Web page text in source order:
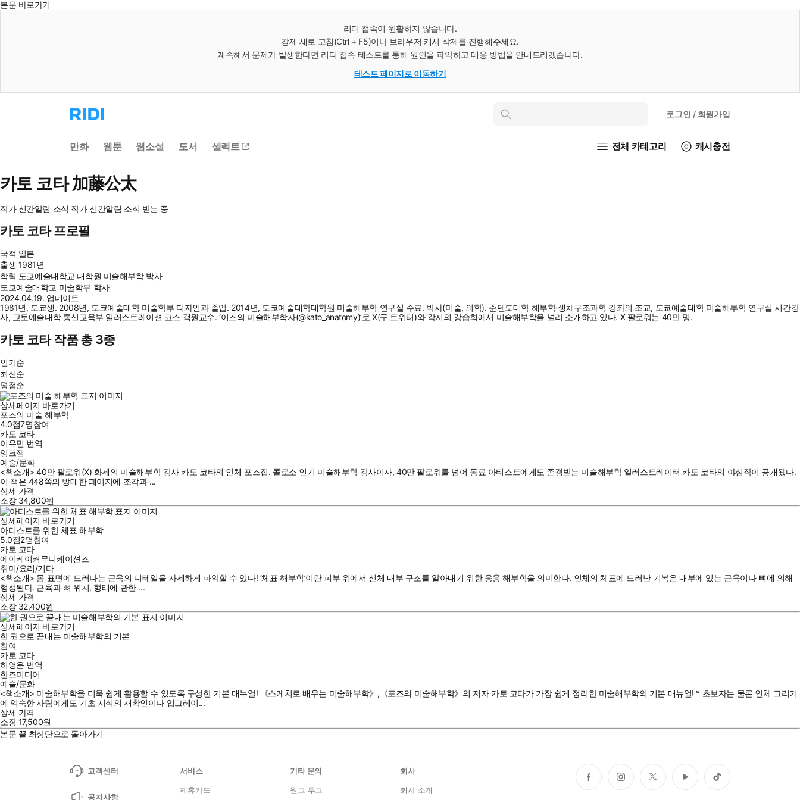
본문 바로가기
리디 접속이 원활하지 않습니다.
강제 새로 고침(Ctrl + F5)이나 브라우저 캐시 삭제를 진행해주세요.
계속해서 문제가 발생한다면 리디 접속 테스트를 통해 원인을 파악하고 대응 방법을 안내드리겠습니다.
테스트 페이지로 이동하기
리
디
으
로
인
로그인 / 회원가입
만화 웹툰 웹소설 도서 셀렉트 전체 카테고리 캐시충전
카토 코타 加藤公太
작가 신간알림 소식 작가 신간알림 소식 받는 중
카토 코타 프로필
국적 일본
출생 1981년
학력 도쿄예술대학교 대학원 미술해부학 박사
도쿄예술대학교 미술학부 학사
2024.04.19. 업데이트
1981년, 도쿄생. 2008년, 도쿄예술대학 미술학부 디자인과 졸업. 2014년, 도쿄예술대학대학원 미술해부학 연구실 수료. 박사(미술, 의학). 준텐도대학 해부학·생체구조과학 강좌의 조교, 도쿄예술대학 미술해부학 연구실 시간강
사, 교토예술대학 통신교육부 일러스트레이션 코스 객원교수. ‘이즈의 미술해부학자(@kato_anatomy)’로 X(구 트위터)와 각지의 강습회에서 미술해부학을 널리 소개하고 있다. X 팔로워는 40만 명.
카토 코타 작품 총 3종
인기순
최신순
평점순
상세페이지 바로가기
포즈의 미술 해부학
4.0점7명참여
카토 코타
이유민 번역
잉크잼
예술/문화
<책소개> 40만 팔로워(X) 화제의 미술해부학 강사 카토 코타의 인체 포즈집. 콜로소 인기 미술해부학 강사이자, 40만 팔로워를 넘어 동료 아티스트에게도 존경받는 미술해부학 일러스트레이터 카토 코타의 야심작이 공개됐다.
이 책은 448쪽의 방대한 페이지에 조각과 ...
상세 가격
소장 34,800원
상세페이지 바로가기
아티스트를 위한 체표 해부학
5.0점2명참여
카토 코타
에이케이커뮤니케이션즈
취미/요리/기타
<책소개> 몸 표면에 드러나는 근육의 디테일을 자세하게 파악할 수 있다! ‘체표 해부학’이란 피부 위에서 신체 내부 구조를 알아내기 위한 응용 해부학을 의미한다. 인체의 체표에 드러난 기복은 내부에 있는 근육이나 뼈에 의해
형성된다. 근육과 뼈 위치, 형태에 관한 ...
상세 가격
소장 32,400원
상세페이지 바로가기
한 권으로 끝내는 미술해부학의 기본
참여
카토 코타
허영은 번역
한즈미디어
예술/문화
<책소개> 미술해부학을 더욱 쉽게 활용할 수 있도록 구성한 기본 매뉴얼! 《스케치로 배우는 미술해부학》,《포즈의 미술해부학》의 저자 카토 코타가 가장 쉽게 정리한 미술해부학의 기본 매뉴얼! * 초보자는 물론 인체 그리기
에 익숙한 사람에게도 기초 지식의 재확인이나 업그레이...
상세 가격
소장17,500원
본문 끝 최상단으로 돌아가기
고객센터
공지사항
서비스
제휴카드
기타 문의
원고 투고
회사
회사 소개
페
이
인
스
트
위
유
튜
틱
톡